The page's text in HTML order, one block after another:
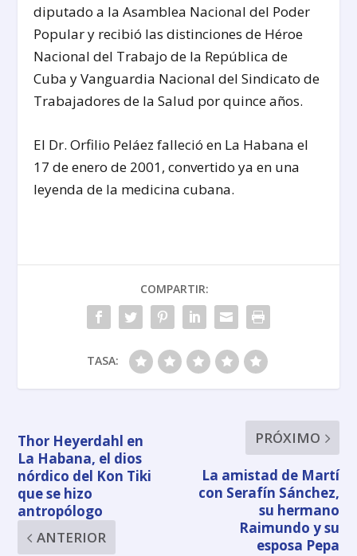
diputado a la Asamblea Nacional del Poder
Popular y recibió las distinciones de Héroe
Nacional del Trabajo de la República de
Cuba y Vanguardia Nacional del Sindicato de
Trabajadores de la Salud por quince años.
El Dr. Orfilio Peláez falleció en La Habana el
17 de enero de 2001, convertido ya en una
leyenda de la medicina cubana.
COMPARTIR:
TASA:
Thor Heyerdahl en
La Habana, el dios
nórdico del Kon Tiki
que se hizo
antropólogo
ANTERIOR
PRÓXIMO
La amistad de Martí
con Serafín Sánchez,
su hermano
Raimundo y su
esposa Pepa